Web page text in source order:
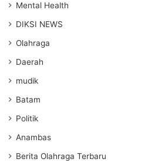
Mental Health
DIKSI NEWS
Olahraga
Daerah
mudik
Batam
Politik
Anambas
Berita Olahraga Terbaru